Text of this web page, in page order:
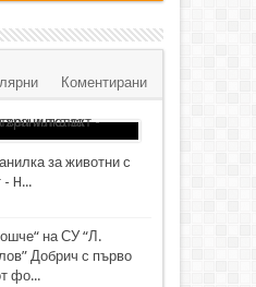
Коментирани
за животни с
- H...
на СУ “Л.
Добрич с първо
фо...